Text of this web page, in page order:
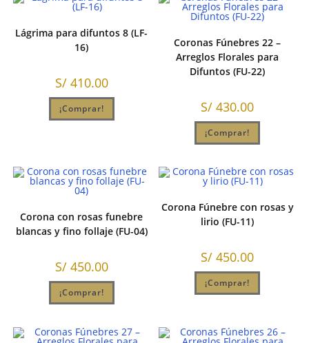
Lágrima para difuntos 8 (LF-
16)
S/410.00
¡Comprar!
Coronas Fúnebres 22 –
Arreglos Florales para
Difuntos (FU-22)
S/ 430.00
¡Comprar!
Corona con rosas funebre
blancas y fino follaje (FU-04)
S/450.00
¡Comprar!
Corona Fúnebre con rosas y
lirio (FU-11)
S/ 450.00
¡Comprar!